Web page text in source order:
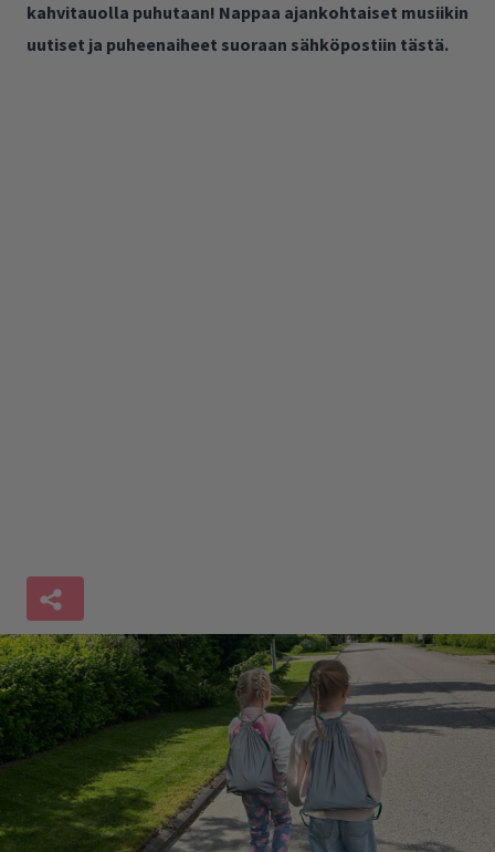
kahvitauolla puhutaan! Nappaa ajankohtaiset musiikin
uutiset ja puheenaiheet suoraan sähköpostiin tästä.